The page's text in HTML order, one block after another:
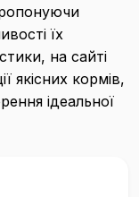
їх
на сайті
якісних кормів,
ідеальної